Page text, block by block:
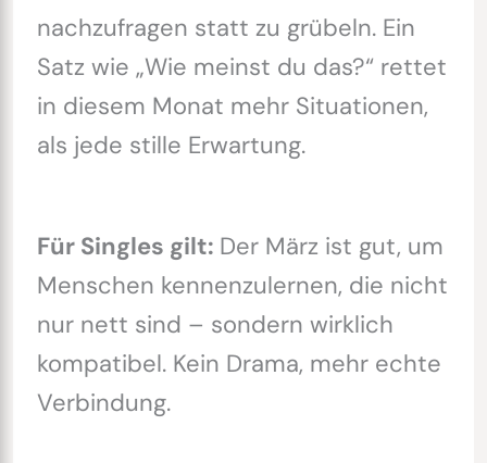
nachzufragen statt zu grübeln. Ein
Satz wie „Wie meinst du das?“ rettet
in diesem Monat mehr Situationen,
als jede stille Erwartung.
Für Singles gilt: Der März ist gut, um
Menschen kennenzulernen, die nicht
nur nett sind – sondern wirklich
kompatibel. Kein Drama, mehr echte
Verbindung.